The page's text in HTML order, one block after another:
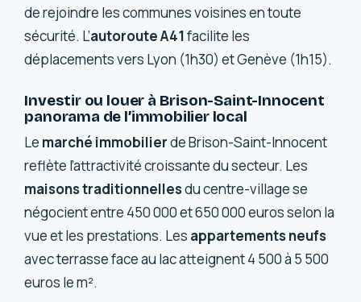
de rejoindre les communes voisines en toute
sécurité. L’autoroute A41facilite les
déplacements vers Lyon (1h30) et Genève (1h15).
Investir ou louer à Brison-Saint-Innocent
panorama de l’immobilier local
Le marché immobilierde Brison-Saint-Innocent
reflète l’attractivité croissante du secteur. Les
maisons traditionnellesdu centre-village se
négocient entre 450 000 et 650 000 euros selon la
vue et les prestations. Les appartements neufs
avec terrasse face au lac atteignent 4 500 à 5 500
euros le m².